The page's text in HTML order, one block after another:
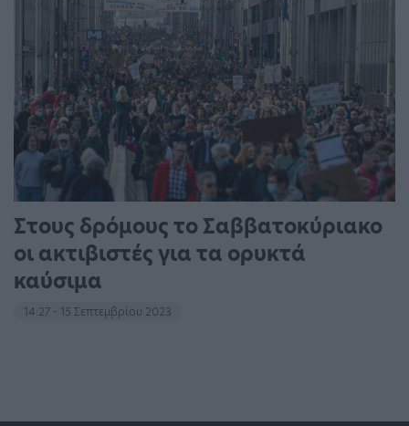
Στους δρόμους το Σαββατοκύριακο
οι ακτιβιστές για τα ορυκτά
καύσιμα
14:27 - 15 Σεπτεμβρίου 2023